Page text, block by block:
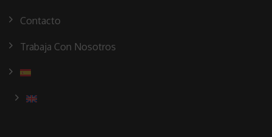
Contacto
Trabaja Con Nosotros